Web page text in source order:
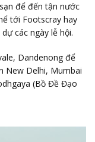
để đến tận nước
tới Footscray hay
các ngày lễ hội.
Dandenong để
New Delhi, Mumbai
(Bồ Đề Đạo